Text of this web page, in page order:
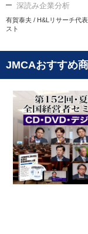
深読み企業分析
有賀泰夫 / H&Lリサーチ代
スト
JMCAおすすめ